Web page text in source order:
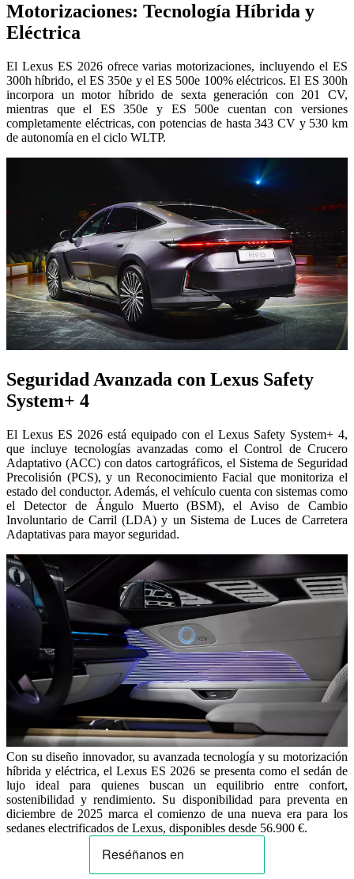
Motorizaciones: Tecnología Híbrida y
Eléctrica
El Lexus ES 2026 ofrece varias motorizaciones, incluyendo el ES
300h híbrido, el ES 350e y el ES 500e 100% eléctricos. El ES 300h
incorpora un motor híbrido de sexta generación con 201 CV,
mientras que el ES 350e y ES 500e cuentan con versiones
completamente eléctricas, con potencias de hasta 343 CV y 530 km
de autonomía en el ciclo WLTP.
Seguridad Avanzada con Lexus Safety
System+ 4
El Lexus ES 2026 está equipado con el Lexus Safety System+ 4,
que incluye tecnologías avanzadas como el Control de Crucero
Adaptativo (ACC) con datos cartográficos, el Sistema de Seguridad
Precolisión (PCS), y un Reconocimiento Facial que monitoriza el
estado del conductor. Además, el vehículo cuenta con sistemas como
el Detector de Ángulo Muerto (BSM), el Aviso de Cambio
Involuntario de Carril (LDA) y un Sistema de Luces de Carretera
Adaptativas para mayor seguridad.
Con su diseño innovador, su avanzada tecnología y su motorización
híbrida y eléctrica, el Lexus ES 2026 se presenta como el sedán de
lujo ideal para quienes buscan un equilibrio entre confort,
sostenibilidad y rendimiento. Su disponibilidad para preventa en
diciembre de 2025 marca el comienzo de una nueva era para los
sedanes electrificados de Lexus, disponibles desde 56.900 €.